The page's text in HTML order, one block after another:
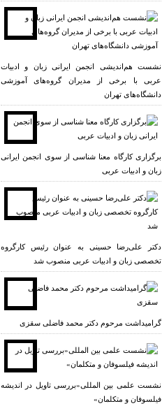
نشست هم‌اندیشی انجمن ایرانی زبان و ادبیات
عربی با برخی از مدیران گروه‌های آموزشی
دانشگاه‌های تهران
برگزاری کارگاه معنا شناسی از سوی انجمن ایرانی
زبان و ادبیات عربی
دکتر علی‌رضا حسینی به عنوان رئیس کارگروه
تخصصی زبان و ادبیات عربی منصوب شد
گرامیداشت مرحوم دکتر محمد فاضلی سقزی
نشست علمی بين المللى«بررسى تاویل در انديشه
فیلسوفان و متکلمان»